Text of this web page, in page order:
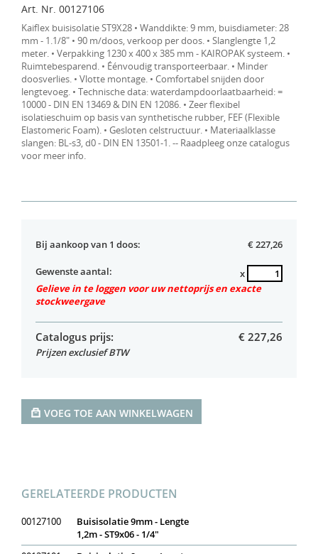
Art. Nr. 00127106
Kaiflex buisisolatie ST9X28 • Wanddikte: 9 mm, buisdiameter: 28
mm - 1.1/8" • 90 m/doos, verkoop per doos. • Slanglengte 1,2
meter. • Verpakking 1230 x 400 x 385 mm - KAIROPAK systeem. •
Ruimtebesparend. • Éénvoudig transporteerbaar. • Minder
doosverlies. • Vlotte montage. • Comfortabel snijden door
lengtevoeg. • Technische data: waterdampdoorlaatbaarheid: =
10000 - DIN EN 13469 & DIN EN 12086. • Zeer flexibel
isolatieschuim op basis van synthetische rubber, FEF (Flexible
Elastomeric Foam). • Gesloten celstructuur. • Materiaalklasse
slangen: BL-s3, d0 - DIN EN 13501-1. -- Raadpleeg onze catalogus
voor meer info.
Bij aankoop van 1 doos: € 227,26
Gewenste aantal:
x
Gelieve in te loggen voor uw nettoprijs en exacte
stockweergave
Catalogus prijs:
Prijzen exclusief BTW
€ 227,26
VOEG TOE AAN WINKELWAGEN
GERELATEERDE PRODUCTEN
00127100
Buisisolatie 9mm - Lengte
1,2m - ST9x06 - 1/4"